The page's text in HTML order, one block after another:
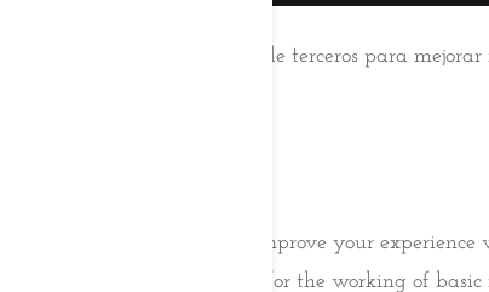
Utilizamos cookies propias y de terceros para
This website uses cookies to improve your
browser as they are essential for the working of